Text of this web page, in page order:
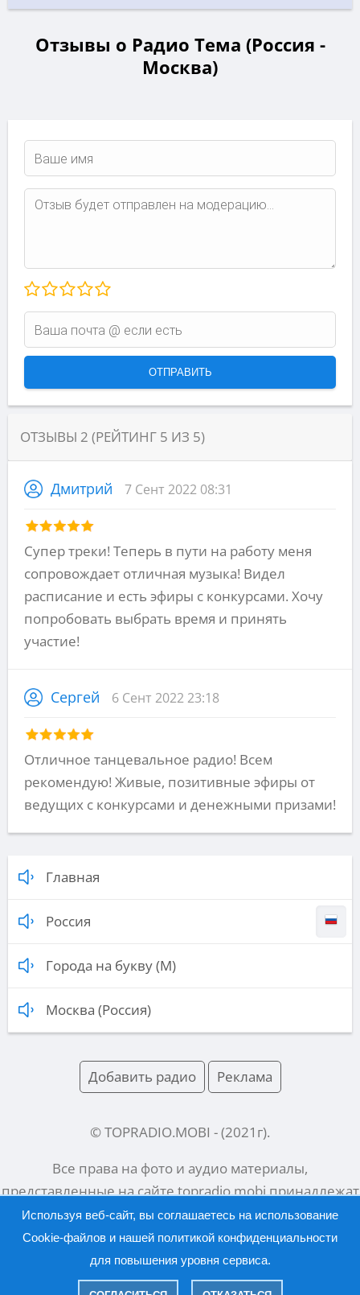
Отзывы о Радио Тема (Россия -
Москва)
ОТЗЫВЫ 2 (РЕЙТИНГ 5 ИЗ 5)
Дмитрий 7 Сент 2022 08:31
Супер треки! Теперь в пути на работу меня
сопровождает отличная музыка! Видел
расписание и есть эфиры с конкурсами. Хочу
попробовать выбрать время и принять
участие!
Сергей 6 Сент 2022 23:18
Отличное танцевальное радио! Всем
рекомендую! Живые, позитивные эфиры от
ведущих с конкурсами и денежными призами!
Главная
Россия
Города на букву (М)
Москва (Россия)
Добавить радио Реклама
© TOPRADIO.MOBI - (2021 г).
Все права на фото и аудио материалы,
представленные на сайтеtopradio.mobiпринадлежат
их законным владельцам.
Русский | English
Используя веб-сайт, вы соглашаетесь на использование
Cookie-файлов и нашей политикой конфиденциальности
для повышения уровня сервиса.